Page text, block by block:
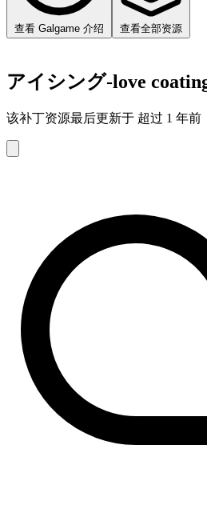
查看 Galgame 介绍 查看全部资源
アイシング-love
该补丁资源最后更新于 超过 1 年前